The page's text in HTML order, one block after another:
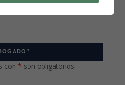
nº 623/2020, de 19 de
con * son obligatorios